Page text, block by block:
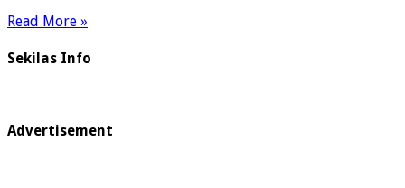
Read More »
Sekilas Info
Advertisement